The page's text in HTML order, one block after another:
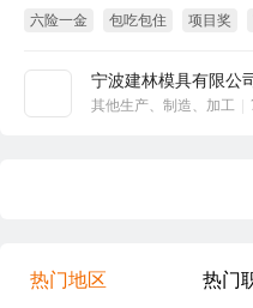
六险一金 包吃包住 项目奖
宁波建林模具有限公司
其他生产、制造、加工
立即沟通
热门地区 热门